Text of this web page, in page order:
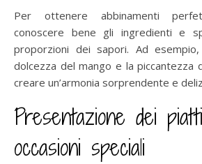
Per ottenere abbinamenti
conoscere bene gli ingredienti e
proporzioni dei sapori. Ad
dolcezza del mango e la piccantezza
creare un’armonia sorprendente e
Presentazione dei
occasioni speciali